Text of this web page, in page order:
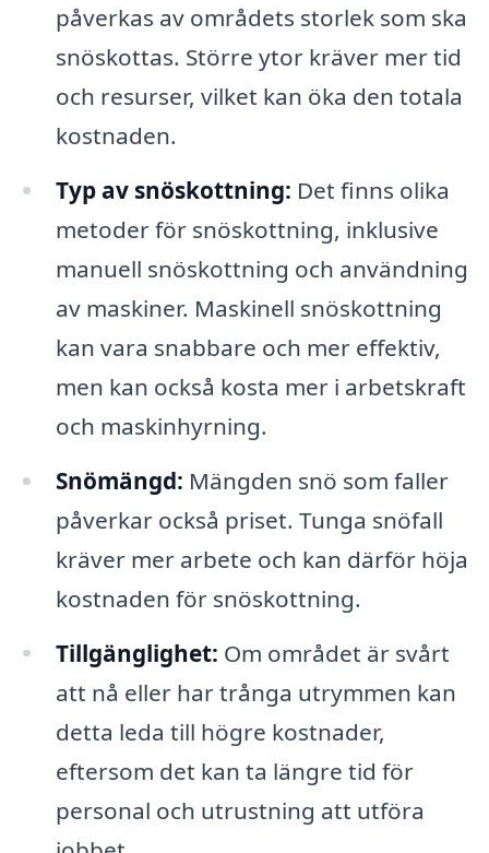
påverkas av områdets storlek som ska
snöskottas. Större ytor kräver mer tid
och resurser, vilket kan öka den totala
kostnaden.
Typ av snöskottning: Det finns olika
metoder för snöskottning, inklusive
manuell snöskottning och användning
av maskiner. Maskinell snöskottning
kan vara snabbare och mer effektiv,
men kan också kosta mer i arbetskraft
och maskinhyrning.
Snömängd: Mängden snö som faller
påverkar också priset. Tunga snöfall
kräver mer arbete och kan därför höja
kostnaden för snöskottning.
Tillgänglighet: Om området är svårt
att nå eller har trånga utrymmen kan
detta leda till högre kostnader,
eftersom det kan ta längre tid för
personal och utrustning att utföra